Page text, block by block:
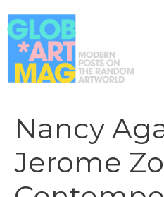
al
contenuto
Nancy
Jerome